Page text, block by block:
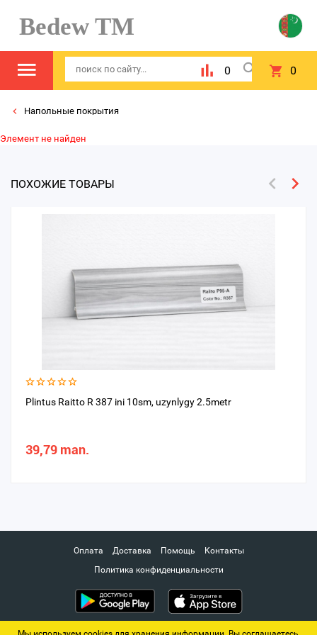
Bedew TM
0 0
Напольные покрытия
Элемент не найден
ПОХОЖИЕ ТОВАРЫ
Plintus Raitto R 387 ini 10sm, uzynlygy 2.5metr
39,79 man.
Оплата Доставка Помощь
Контакты
Политика конфиденциальности